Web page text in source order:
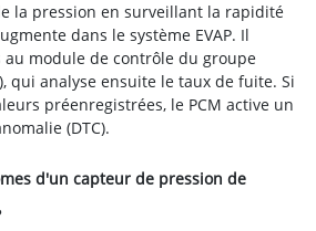
la pression en surveillant la rapidité
dans le système EVAP. Il
module de contrôle du groupe
qui analyse ensuite le taux de fuite. Si
préenregistrées, le PCM active un
(DTC).
d'un capteur de pression de